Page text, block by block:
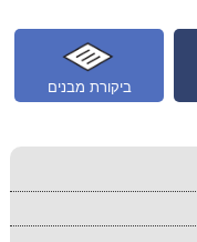
ביקורת מבנים